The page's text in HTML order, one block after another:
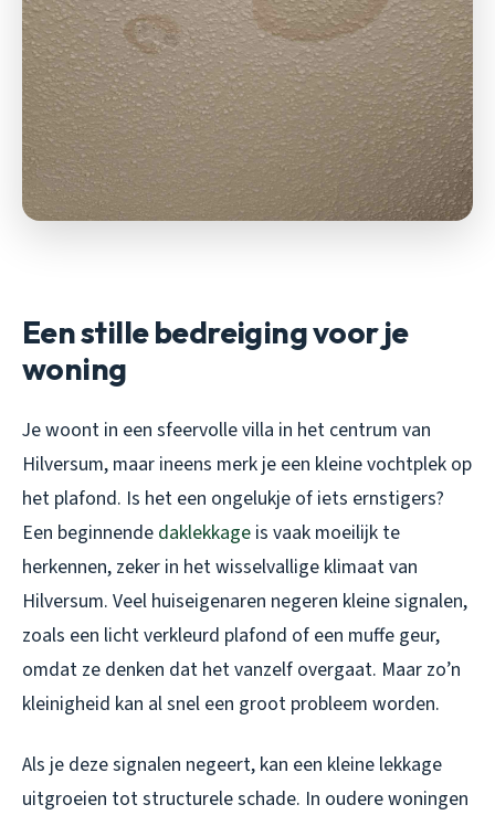
Een stille bedreiging voor je
woning
Je woont in een sfeervolle villa in het centrum van
Hilversum, maar ineens merk je een kleine vochtplek op
het plafond. Is het een ongelukje of iets ernstigers?
Een beginnende daklekkage is vaak moeilijk te
herkennen, zeker in het wisselvallige klimaat van
Hilversum. Veel huiseigenaren negeren kleine signalen,
zoals een licht verkleurd plafond of een muffe geur,
omdat ze denken dat het vanzelf overgaat. Maar zo’n
kleinigheid kan al snel een groot probleem worden.
Als je deze signalen negeert, kan een kleine lekkage
uitgroeien tot structurele schade. In oudere woningen